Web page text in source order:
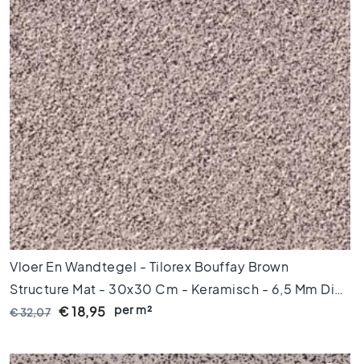
M
a
r
m
e
r
v
l
o
e
r
t
e
g
e
l
V
l
e
Vloer En Wandtegel - Tilorex Bouffay Brown
Structure Mat - 30x30 Cm - Keramisch - 6,5 Mm Dik
- VTX61148
€ 32,07 € 18,95 per m²